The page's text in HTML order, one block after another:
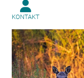
KONTAKT